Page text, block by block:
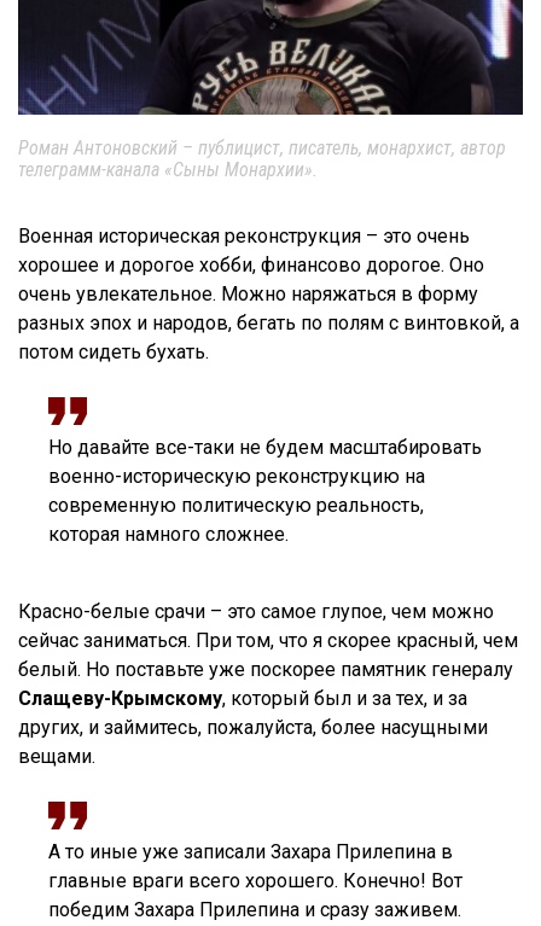
Роман Антоновский – публицист, писатель, монархист, автор
телеграмм-канала «Сыны Монархии».
Военная историческая реконструкция – это очень
хорошее и дорогое хобби, финансово дорогое. Оно
очень увлекательное. Можно наряжаться в форму
разных эпох и народов, бегать по полям с винтовкой, а
потом сидеть бухать.
Но давайте все-таки не будем масштабировать
военно-историческую реконструкцию на
современную политическую реальность,
которая намного сложнее.
Красно-белые срачи – это самое глупое, чем можно
сейчас заниматься. При том, что я скорее красный, чем
белый. Но поставьте уже поскорее памятник генералу
Слащеву-Крымскому, который был и за тех, и за
других, и займитесь, пожалуйста, более насущными
вещами.
А то иные уже записали Захара Прилепина в
главные враги всего хорошего. Конечно! Вот
победим Захара Прилепина и сразу заживем.